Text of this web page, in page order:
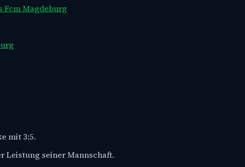
Fcm Magdeburg
mit 3:5.
Leistung seiner Mannschaft.